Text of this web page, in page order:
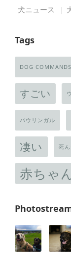
犬ニュース
Tags
DOG COMMANDS
すごい
バウリンガル
凄い 死ん
赤ちゃ